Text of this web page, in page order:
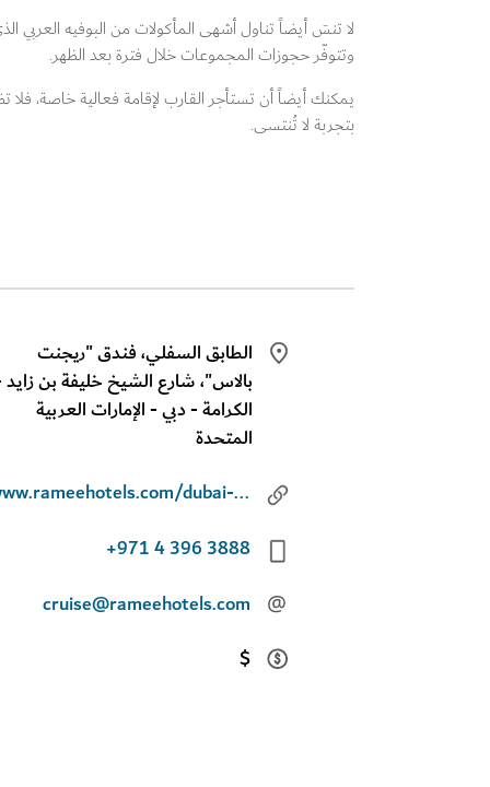
وتتوفّر حجوزات المجموعات خلال فترة بعد الظهر.
يمكنك أيضاً أن تستأجر القارب لإقامة فعالية خاصة،
بتجربة لا تُنتسى.
الطابق السفلي، فندق "ريجنت
بالاس"، شارع الشيخ خليفة بن
الكرامة - دبي - الإمارات العربية
المتحدة
www.rameehotels.com/dubai-uae/ramee-dhow-cruise-dubai/dine
+971 4 396 3888
@
cruise@rameehotels.com
$